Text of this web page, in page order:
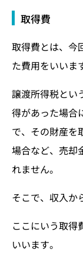
取得費
取得費とは、今
た費用をいいま
譲渡所得税とい
得があった場合
で、その財産を
場合など、売却
れません。
そこで、収入か
ここにいう取得
いいます。